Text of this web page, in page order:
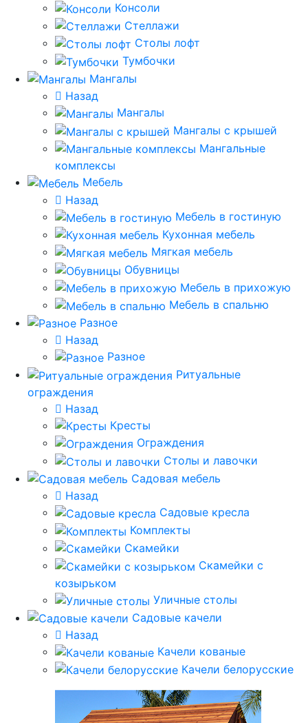
Консоли
Стеллажи
Столы лофт
Тумбочки
Мангалы
Назад
Мангалы
Мангалы с крышей
Мангальные
комплексы
Мебель
Назад
Мебель в гостиную
Кухонная мебель
Мягкая мебель
Обувницы
Мебель в прихожую
Мебель в спальню
Разное
Назад
Разное
Ритуальные
ограждения
Назад
Кресты
Ограждения
Столы и лавочки
Садовая мебель
Назад
Садовые кресла
Комплекты
Скамейки
Скамейки с
козырьком
Уличные столы
Садовые качели
Назад
Качели кованые
Качели белорусские